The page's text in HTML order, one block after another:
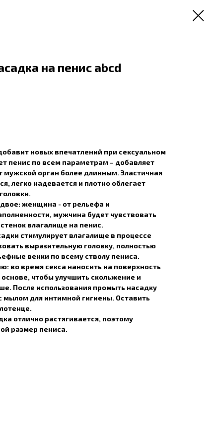
на пенис abcd
новых впечатлений при сексуальном
пенис по всем параметрам – добавляет
мужской орган более длинным. Эластичная
легко надевается и плотно облегает
женщина - от рельефа и
мужчина будет чувствовать
влагалище на пенис.
стимулирует влагалище в процессе
выразительную головку, полностью
венки по всему стволу пениса.
во время секса наносить на поверхность
чтобы улучшить скольжение и
После использования промыть насадку
мылом для интимной гигиены. Оставить
отлично растягивается, поэтому
размер пениса.